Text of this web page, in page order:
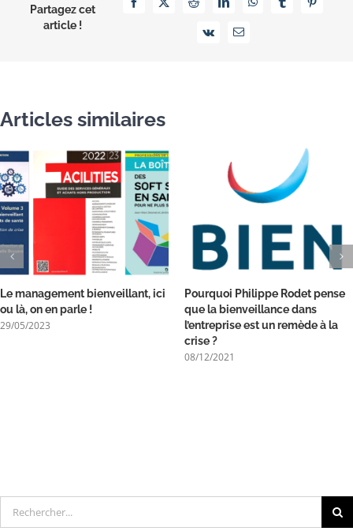
Partagez cet
article !
Facebook
X RedditLinkedInWhatsAppTumblrPinterest
Vk Email
Articles similaires
Le management bienveillant, ici
ou là, on en parle !
29/05/2023
Pourquoi Philippe Rodet pense
que la bienveillance dans
l’entreprise est un remède à la
crise ?
08/12/2021
Rechercher